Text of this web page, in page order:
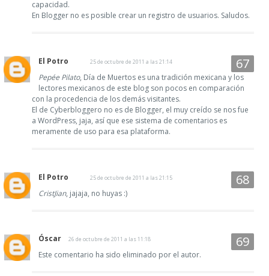
capacidad.
En Blogger no es posible crear un registro de usuarios. Saludos.
El Potro 25 de octubre de 2011 a las 21:14
Pepée Pilato, Día de Muertos es una tradición mexicana y los
lectores mexicanos de este blog son pocos en comparación
con la procedencia de los demás visitantes.
El de Cyberbloggero no es de Blogger, el muy creído se nos fue
a WordPress, jaja, así que ese sistema de comentarios es
meramente de uso para esa plataforma.
El Potro 25 de octubre de 2011 a las 21:15
CristJian, jajaja, no huyas :)
Óscar 26 de octubre de 2011 a las 11:18
Este comentario ha sido eliminado por el autor.